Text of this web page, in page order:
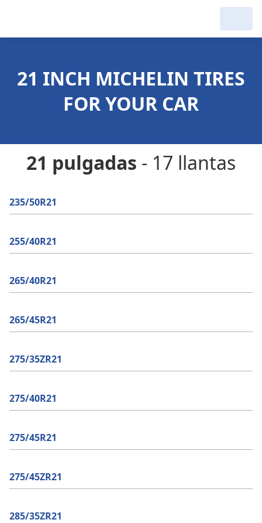
21 INCH MICHELIN TIRES
FOR YOUR CAR
21 pulgadas - 17 llantas
235/50R21
255/40R21
265/40R21
265/45R21
275/35ZR21
275/40R21
275/45R21
275/45ZR21
285/35ZR21